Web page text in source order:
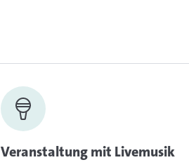
Veranstaltung mit Livemusik